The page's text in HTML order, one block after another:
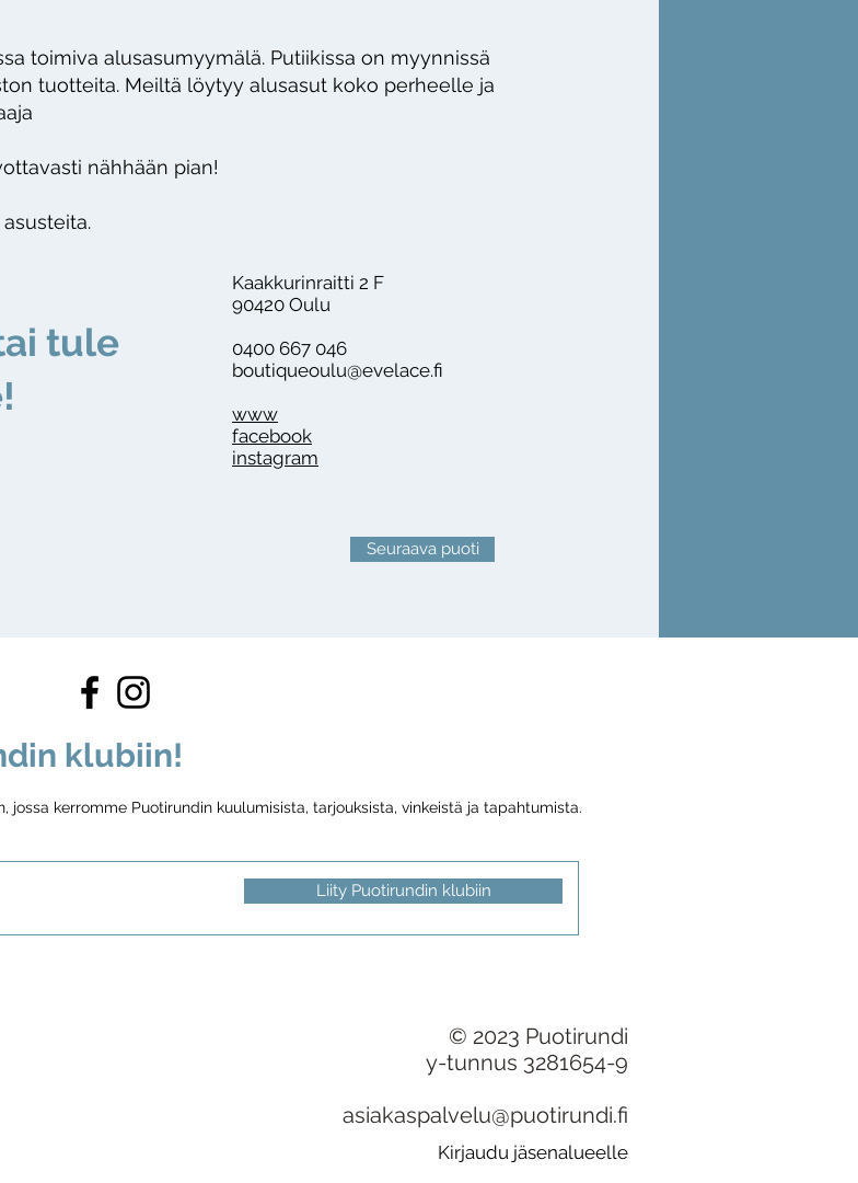
toimiva alusasumyymälä. Putiikissa on myynnissä
tuotteita. Meiltä löytyy alusasut koko perheelle ja
nähhään pian!
tule
Kaakkurinraitti 2 F
90420 Oulu
0400 667 046
boutiqueoulu@evelace.fi
www
facebook
instagram
Seuraava puoti
klubiin!
jossa kerromme Puotirundin kuulumisista, tarjouksista, vinkeistä ja tapahtumista.
Liity Puotirundin klubiin
© 2023 Puotirundi
y-tunnus 3281654-9
asiakaspalvelu@puotirundi.fi
Kirjaudu jäsenalueelle